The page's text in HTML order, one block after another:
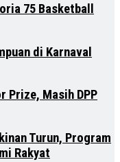
75 Basketball
di Karnaval
Prize, Masih DPP
Turun, Program
Rakyat